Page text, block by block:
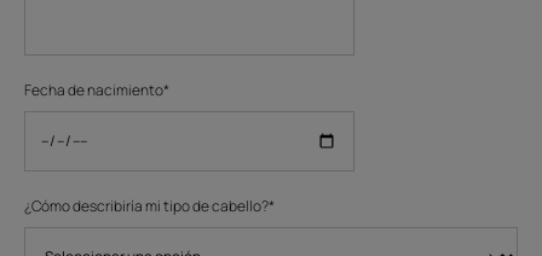
Fecha de nacimiento*
¿Cómo describiría mi tipo de cabello?*